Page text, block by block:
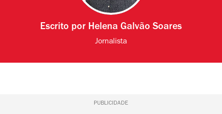
Escrito por Helena Galvão Soares
Jornalista
PUBLICIDADE